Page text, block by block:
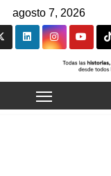
agosto 7, 2026